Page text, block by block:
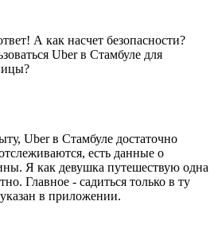
А как насчет безопасности?
Uber в Стамбуле для
Uber в Стамбуле достаточно
есть данные о
Я как девушка путешествую одна
Главное - садиться только в ту
в приложении.